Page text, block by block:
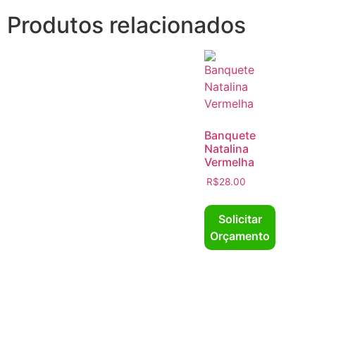
Produtos relacionados
Banquete
Natalina
Vermelha
R$28.00
Solicitar
Orçamento